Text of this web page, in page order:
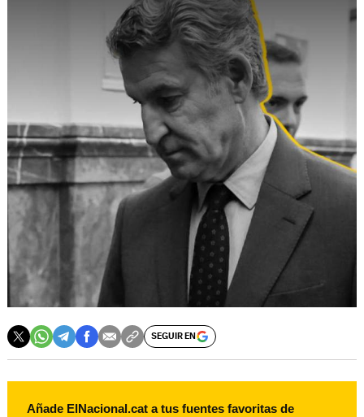
SEGUIR EN
Añade ElNacional.cat a tus fuentes favoritas de